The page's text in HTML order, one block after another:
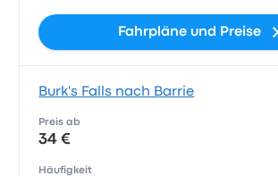
Fahrpläne und Preise
Burk's Falls nach Barrie
Preis ab
34 €
Häufigkeit